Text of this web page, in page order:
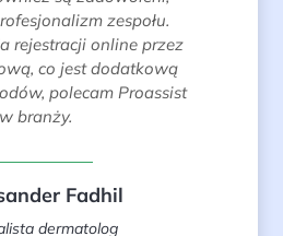
zespołu.
rejestracji online przez
co jest dodatkową
polecam Proassist
branży.
Fadhil
dermatolog